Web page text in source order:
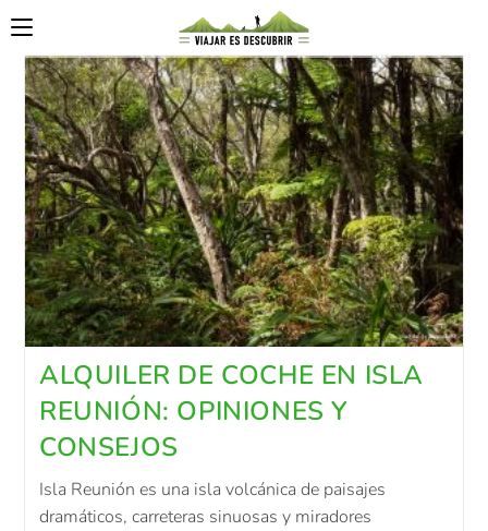
ALQUILER DE COCHE EN ISLA
REUNIÓN: OPINIONES Y
CONSEJOS
Isla Reunión es una isla volcánica de paisajes
dramáticos, carreteras sinuosas y miradores